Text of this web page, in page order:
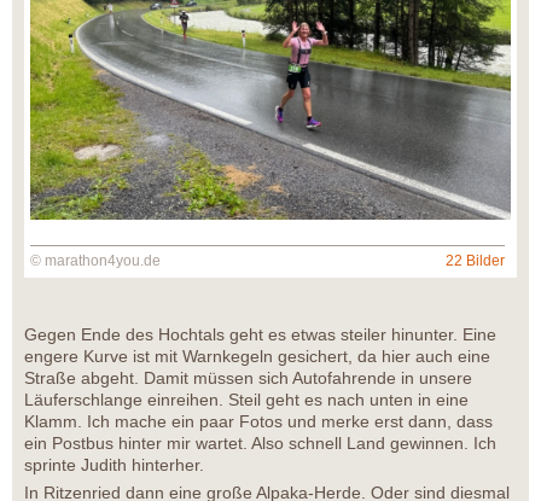
© marathon4you.de 22 Bilder
Gegen Ende des Hochtals geht es etwas steiler hinunter. Eine
engere Kurve ist mit Warnkegeln gesichert, da hier auch eine
Straße abgeht. Damit müssen sich Autofahrende in unsere
Läuferschlange einreihen. Steil geht es nach unten in eine
Klamm. Ich mache ein paar Fotos und merke erst dann, dass
ein Postbus hinter mir wartet. Also schnell Land gewinnen. Ich
sprinte Judith hinterher.
In Ritzenried dann eine große Alpaka-Herde. Oder sind diesmal